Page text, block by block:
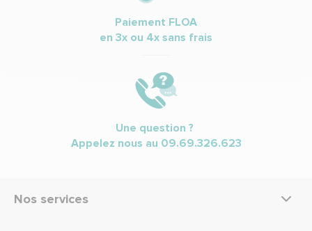
Paiement FLOA
en 3x ou 4x sans frais
Une question ?
Appelez nous au 09.69.326.623
Nos services